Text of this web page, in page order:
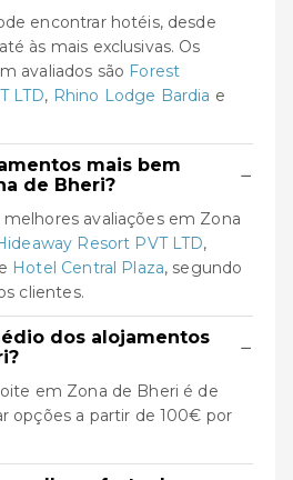
encontrar hotéis, desde
às mais exclusivas. Os
avaliados são Forest
LTD, Rhino Lodge Bardia e
mais bem
de Bheri?
−
avaliações em Zona
Resort PVT LTD,
e Hotel Central Plaza, segundo
clientes.
dos alojamentos
−
em Zona de Bheri é de
opções a partir de 100€ por